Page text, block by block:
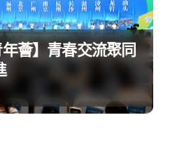
年薈】青春交流聚同